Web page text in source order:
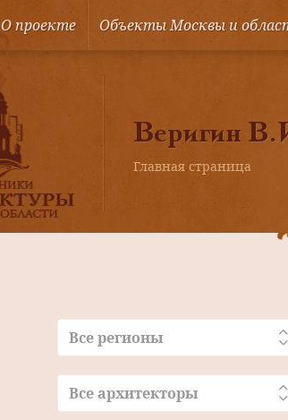
О проекте Объекты Москвы и
Веригин
Главная страница
Все регионы
Все архитекторы